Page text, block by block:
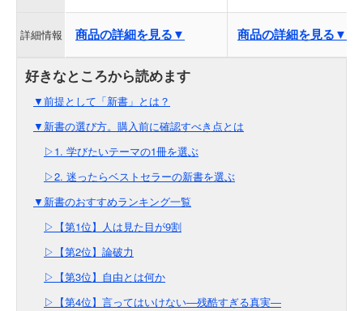
詳細情報 商品の詳細を見る▼ 商品の詳細を見る▼
▼前提として「新書」とは？
▼新書の選び方。購入前に確認すべき点とは
▷1. 学びたいテーマの1冊を選ぶ
▷2. 迷ったらベストセラーの新書を選ぶ
▼新書のおすすめランキング一覧
▷【第1位】人は見た目が9割
▷【第2位】論破力
▷【第3位】自由とは何か
▷【第4位】言ってはいけない―残酷すぎる真実―